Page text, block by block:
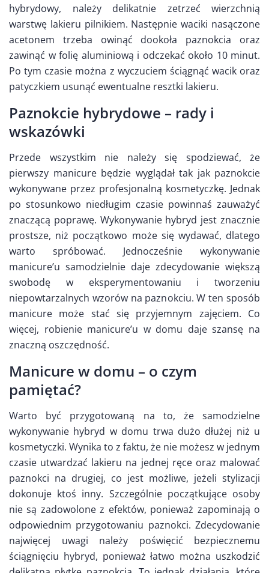
hybrydowy, należy delikatnie zetrzeć wierzchnią
warstwę lakieru pilnikiem. Następnie waciki nasączone
acetonem trzeba owinąć dookoła paznokcia oraz
zawinąć w folię aluminiową i odczekać około 10 minut.
Po tym czasie można z wyczuciem ściągnąć wacik oraz
patyczkiem usunąć ewentualne resztki lakieru.
Paznokcie hybrydowe – rady i
wskazówki
Przede wszystkim nie należy się spodziewać, że
pierwszy manicure będzie wyglądał tak jak paznokcie
wykonywane przez profesjonalną kosmetyczkę. Jednak
po stosunkowo niedługim czasie powinnaś zauważyć
znaczącą poprawę. Wykonywanie hybryd jest znacznie
prostsze, niż początkowo może się wydawać, dlatego
warto spróbować. Jednocześnie wykonywanie
manicure’u samodzielnie daje zdecydowanie większą
swobodę w eksperymentowaniu i tworzeniu
niepowtarzalnych wzorów na paznokciu. W ten sposób
manicure może stać się przyjemnym zajęciem. Co
więcej, robienie manicure’u w domu daje szansę na
znaczną oszczędność.
Manicure w domu – o czym
pamiętać?
Warto być przygotowaną na to, że samodzielne
wykonywanie hybryd w domu trwa dużo dłużej niż u
kosmetyczki. Wynika to z faktu, że nie możesz w jednym
czasie utwardzać lakieru na jednej ręce oraz malować
paznokci na drugiej, co jest możliwe, jeżeli stylizacji
dokonuje ktoś inny. Szczególnie początkujące osoby
nie są zadowolone z efektów, ponieważ zapominają o
odpowiednim przygotowaniu paznokci. Zdecydowanie
najwięcej uwagi należy poświęcić bezpiecznemu
ściągnięciu hybryd, ponieważ łatwo można uszkodzić